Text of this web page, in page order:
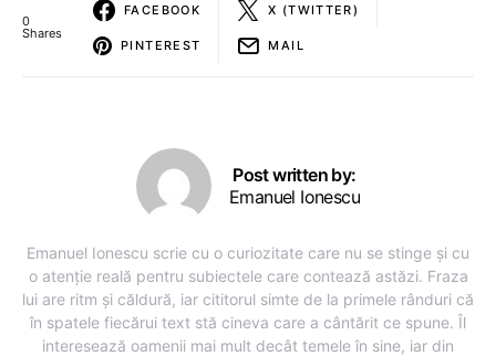
0
Shares
FACEBOOK X (TWITTER)
PINTEREST MAIL
Post written by:
Emanuel Ionescu
Emanuel Ionescu scrie cu o curiozitate care nu se stinge și cu
o atenție reală pentru subiectele care contează astăzi. Fraza
lui are ritm și căldură, iar cititorul simte de la primele rânduri că
în spatele fiecărui text stă cineva care a cântărit ce spune. Îl
interesează oamenii mai mult decât temele în sine, iar din